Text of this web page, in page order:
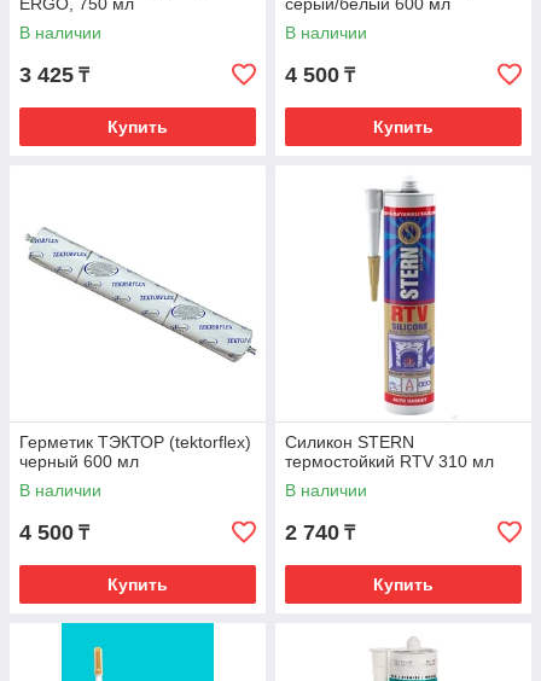
В наличии
3 425 ₸
Купить
В наличии
4 500 ₸
Купить
Герметик ТЭКТОР (tektorflex)
черный 600 мл
В наличии
4 500 ₸
Купить
Силикон STERN
термостойкий RTV 310 мл
В наличии
2 740 ₸
Купить